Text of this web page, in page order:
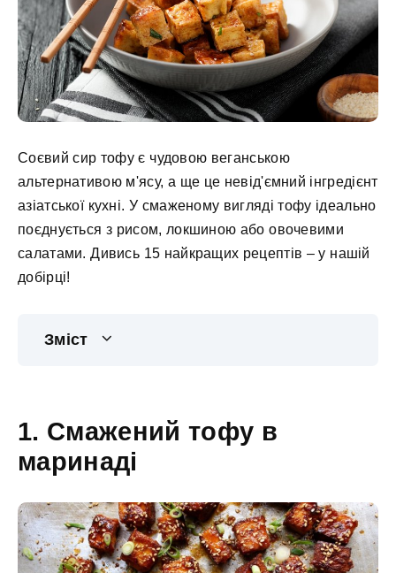
Соєвий сир тофу є чудовою веганською
альтернативою м'ясу, а ще це невід'ємний інгредієнт
азіатської кухні. У смаженому вигляді тофу ідеально
поєднується з рисом, локшиною або овочевими
салатами. Дивись 15 найкращих рецептів – у нашій
добірці!
Зміст
1. Смажений тофу в
маринаді